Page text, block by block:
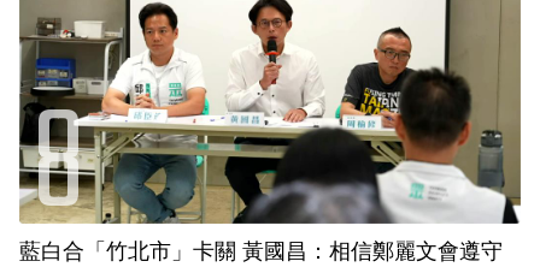
藍白合「竹北市」卡關 黃國昌：相信鄭麗文會遵守